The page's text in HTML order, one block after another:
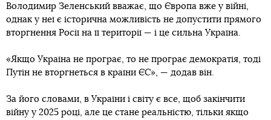
Володимир Зеленський вважає, що Європа вже у війні,
однак у неї є історична можливість не допустити прямого
вторгнення Росії на її території — і це сильна Україна.
«Якщо Україна не програє, то не програє демократія, тоді
Путін не вторгнеться в країни ЄС», — додав він.
За його словами, в України і світу є все, щоб закінчити
війну у 2025 році, але це стане реальністю, тільки якщо